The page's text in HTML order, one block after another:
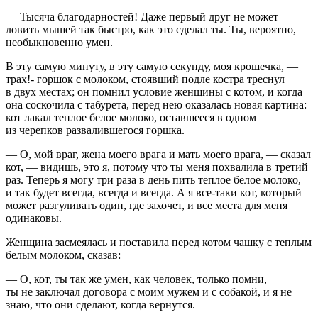
— Тысяча благодарностей! Даже первый друг не может
ловить мышей так быстро, как это сделал ты. Ты, вероятно,
необыкновенно умен.
В эту самую минуту, в эту самую секунду, моя крошечка, —
трах!- горшок с молоком, стоявший подле костра треснул
в двух местах; он помнил условие женщины с котом, и когда
она соскочила с табурета, перед нею оказалась новая картина:
кот лакал теплое белое молоко, оставшееся в одном
из черепков развалившегося горшка.
— О, мой враг, жена моего врага и мать моего врага, — сказал
кот, — видишь, это я, потому что ты меня похвалила в третий
раз. Теперь я могу три раза в день пить теплое белое молоко,
и так будет всегда, всегда и всегда. А я все-таки кот, который
может разгуливать один, где захочет, и все места для меня
одинаковы.
Женщина засмеялась и поставила перед котом чашку с теплым
белым молоком, сказав:
— О, кот, ты так же умен, как человек, только помни,
ты не заключал договора с моим мужем и с собакой, и я не
знаю, что они сделают, когда вернутся.